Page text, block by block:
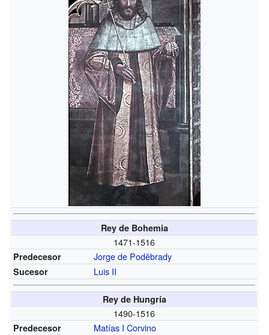
Rey de Bohemia
1471-1516
Predecesor Jorge de Poděbrady
Sucesor Luis II
Rey de Hungría
1490-1516
Predecesor Matías I Corvino